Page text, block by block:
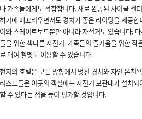
나 가족들에게도 적합합니다. 새로 완공된 사이클 센
하기에 매끄러우면서도 경치가 좋은 라이딩을 제공
이와 스케이트보드뿐만 아니라 자전거도 있습니다;
들을 위한 색다른 자전거, 가족들의 즐거움을 위한 작
료 대여 헬멧도 이용할 수 있습니다.
현지의 호텔은 모든 방향에서 멋진 경치와 자연 온천
리스트들은 이곳의 객실에는 자전거 보관대가 설치
할 수 있다는 점을 높이 평가할 것입니다.